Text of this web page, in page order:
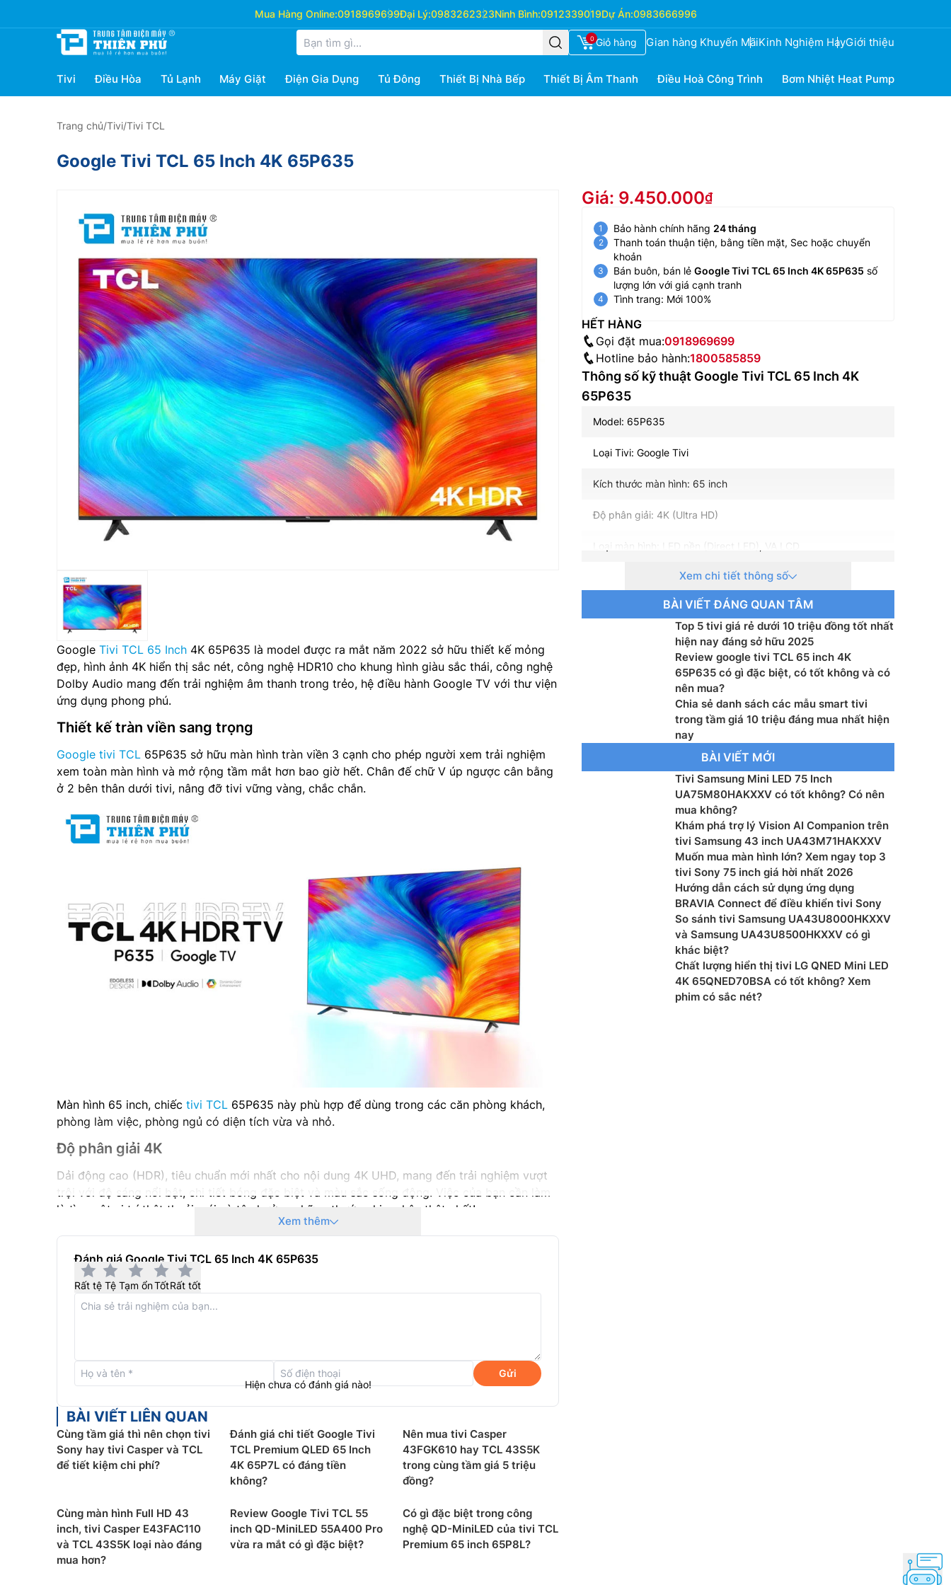
Mua Hàng Online:0918969699Đại Lý:0983262323Ninh Bình:0912339019Dự Án:0983666996
0 Giỏ hàng Gian hàng Khuyến MãiKinh Nghiệm HayGiới thiệu
Tivi Điều Hòa Tủ Lạnh Máy Giặt Điện Gia Dụng Tủ Đông Thiết Bị Nhà Bếp Thiết Bị Âm Thanh Điều Hoà Công Trình Bơm Nhiệt Heat Pump
Trang chủ/Tivi/Tivi TCL
Google Tivi TCL 65 Inch 4K 65P635
Google Tivi TCL 65 Inch 4K 65P635 là model được ra mắt năm 2022 sở hữu thiết kế mỏng
đẹp, hình ảnh 4K hiển thị sắc nét, công nghệ HDR10 cho khung hình giàu sắc thái, công nghệ
Dolby Audio mang đến trải nghiệm âm thanh trong trẻo, hệ điều hành Google TV với thư viện
ứng dụng phong phú.
Thiết kế tràn viền sang trọng
Google tivi TCL 65P635 sở hữu màn hình tràn viền 3 cạnh cho phép người xem trải nghiệm
xem toàn màn hình và mở rộng tầm mắt hơn bao giờ hết. Chân đế chữ V úp ngược cân bằng
ở 2 bên thân dưới tivi, nâng đỡ tivi vững vàng, chắc chắn.
Màn hình 65 inch, chiếc tivi TCL 65P635 này phù hợp để dùng trong các căn phòng khách,
phòng làm việc, phòng ngủ có diện tích vừa và nhỏ.
Độ phân giải 4K
Dải động cao (HDR), tiêu chuẩn mới nhất cho nội dung 4K UHD, mang đến trải nghiệm vượt
trội với độ sáng nổi bật, chi tiết bóng đặc biệt và màu sắc sống động. Việc của bạn cần làm
là tìm một vị trí thật thoải mái và tận hưởng những thước phim chân thật nhất!
Bộ xử lý AIPQ 2.0
Được xem là bộ não của chiếc tivi TCL 4K
65P635, bộ xử lý AIPQ 2.0 mới được xây dựng để
Xem thêm
Đánh giá Google Tivi TCL 65 Inch 4K 65P635
Rất tệ Tệ Tạm ổnTốtRất tốt
Gửi
Hiện chưa có đánh giá nào!
BÀI VIẾT LIÊN QUAN
Cùng tầm giá thì nên chọn tivi
Sony hay tivi Casper và TCL
để tiết kiệm chi phí?
Đánh giá chi tiết Google Tivi
TCL Premium QLED 65 Inch
4K 65P7L có đáng tiền
không?
Nên mua tivi Casper
43FGK610 hay TCL 43S5K
trong cùng tầm giá 5 triệu
đồng?
Cùng màn hình Full HD 43
inch, tivi Casper E43FAC110
và TCL 43S5K loại nào đáng
mua hơn?
Review Google Tivi TCL 55
inch QD-MiniLED 55A400 Pro
vừa ra mắt có gì đặc biệt?
Có gì đặc biệt trong công
nghệ QD-MiniLED của tivi TCL
Premium 65 inch 65P8L?
Giá: 9.450.000
Bảo hành chính hãng 24 tháng
Thanh toán thuận tiện, bằng tiền mặt, Sec hoặc chuyển
khoản
Bán buôn, bán lẻ Google Tivi TCL 65 Inch 4K 65P635 số
lượng lớn với giá cạnh tranh
Tình trang: Mới 100%
HẾT HÀNG
Gọi đặt mua:0918969699
Hotline bảo hành:1800585859
Thông số kỹ thuật Google Tivi TCL 65 Inch 4K
65P635
Model: 65P635
Loại Tivi: Google Tivi
Kích thước màn hình: 65 inch
Độ phân giải: 4K (Ultra HD)
Loại màn hình: LED nền (Direct LED), VA LCD
Bộ xử lý: Bộ xử lý lõi tứ AIPQ 2.0
Hệ điều hành – Giao diện: Google TV
Tổng công suất loa: 2 x 10W
Điều khiển thông minh: Tìm kiếm giọng nói trên YouTube bằng
tiếng Việt, Google Assistant có tiếng Việt
Kích thước có chân, đặt bàn: Ngang 144.5 cm – Cao 88.8 cm
Khối lượng có chân đế: 14.1 kg
Kích thước không chân, treo tường: Ngang 144.5 cm – Cao
83.3 cm – Dày 8.1 cm
Khối lượng không chân: 14 kg
Nhà sản xuất: TCL
Xuất xứ: Việt Nam
Năm ra mắt: 2022
Xem chi tiết thông số
BÀI VIẾT ĐÁNG QUAN TÂM
Top 5 tivi giá rẻ dưới 10 triệu đồng tốt nhất
hiện nay đáng sở hữu 2025
Review google tivi TCL 65 inch 4K
65P635 có gì đặc biệt, có tốt không và có
nên mua?
Chia sẻ danh sách các mẫu smart tivi
trong tầm giá 10 triệu đáng mua nhất hiện
nay
BÀI VIẾT MỚI
Tivi Samsung Mini LED 75 Inch
UA75M80HAKXXV có tốt không? Có nên
mua không?
Khám phá trợ lý Vision AI Companion trên
tivi Samsung 43 inch UA43M71HAKXXV
Muốn mua màn hình lớn? Xem ngay top 3
tivi Sony 75 inch giá hời nhất 2026
Hướng dẫn cách sử dụng ứng dụng
BRAVIA Connect để điều khiển tivi Sony
So sánh tivi Samsung UA43U8000HKXXV
và Samsung UA43U8500HKXXV có gì
khác biệt?
Chất lượng hiển thị tivi LG QNED Mini LED
4K 65QNED70BSA có tốt không? Xem
phim có sắc nét?